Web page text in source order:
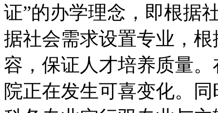
证”的办学理念，即根据
据社会需求设置专业，
容，保证人才培养质量
院正在发生可喜变化。